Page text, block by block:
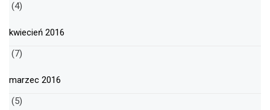
(4)
kwiecień 2016
(7)
marzec 2016
(5)